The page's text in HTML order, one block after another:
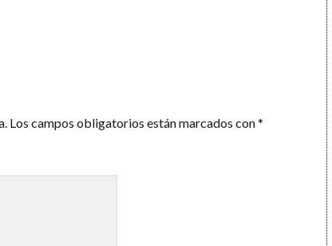
Los campos obligatorios están marcados con*